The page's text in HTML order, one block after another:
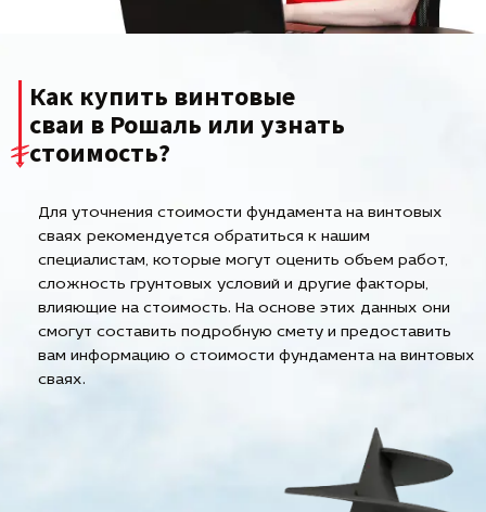
Как купить винтовые
сваи в Рошаль или узнать
стоимость?
Для уточнения стоимости фундамента на винтовых
сваях рекомендуется обратиться к нашим
специалистам, которые могут оценить объем работ,
сложность грунтовых условий и другие факторы,
влияющие на стоимость. На основе этих данных они
смогут составить подробную смету и предоставить
вам информацию о стоимости фундамента на винтовых
сваях.